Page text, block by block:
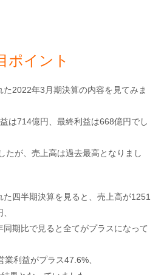
ポイント
2022年3月期決算の内容を見てみま
は714億円、最終利益は668億円でし
たが、売上高は過去最高となりまし
た四半期決算を見ると、売上高が1251
期比で見ると全てがプラスになって
利益がプラス47.6%、